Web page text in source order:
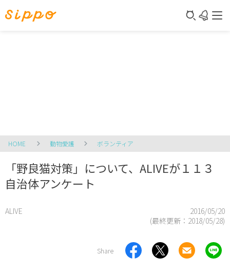
HOME 動物愛護 ボランティア
「野良猫対策」について、ALIVEが１１３
自治体アンケート
ALIVE
2016/05/20
(最終更新： 2018/05/28)
Share